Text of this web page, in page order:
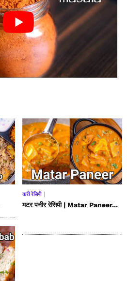
करी रेसिपी
मटर पनीर रेसिपी | Matar Paneer...